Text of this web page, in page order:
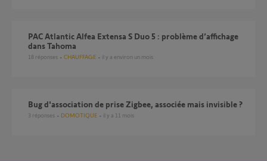
PAC Atlantic Alfea Extensa S Duo 5 : problème d’affichage
dans Tahoma
18 réponses CHAUFFAGE il y a environ un mois
Bug d'association de prise Zigbee, associée mais invisible ?
3 réponses DOMOTIQUE il y a 11 mois